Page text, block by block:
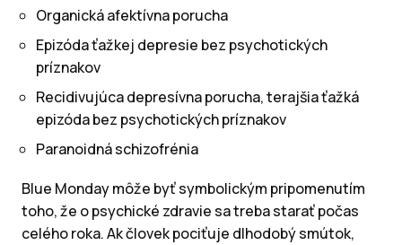
Organická afektívna porucha
Epizóda ťažkej depresie bez psychotických
príznakov
Recidivujúca depresívna porucha, terajšia ťažká
epizóda bez psychotických príznakov
Paranoidná schizofrénia
Blue Monday môže byť symbolickým pripomenutím
toho, že o psychické zdravie sa treba starať počas
celého roka. Ak človek pociťuje dlhodobý smútok,